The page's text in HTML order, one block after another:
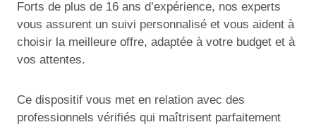
Forts de plus de 16 ans d’expérience, nos experts
vous assurent un suivi personnalisé et vous aident à
choisir la meilleure offre, adaptée à votre budget et à
vos attentes.
Ce dispositif vous met en relation avec des
professionnels vérifiés qui maîtrisent parfaitement